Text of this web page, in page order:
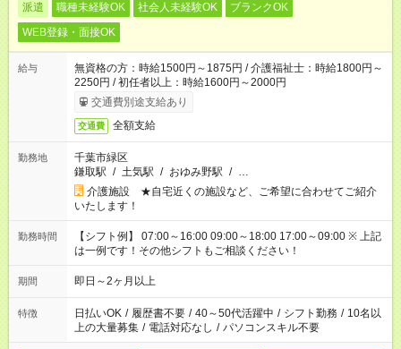
派遣 職種未経験OK 社会人未経験OK
ブランクOK
WEB登録・面接OK
給与
無資格の方：時給1500円～1875円 / 介護福祉士：時給1800円～
2250円 / 初任者以上：時給1600円～2000円
交通費別途支給あり
交通費 全額支給
勤務地
千葉市緑区
鎌取駅 / 土気駅 / おゆみ野駅 / …
介護施設 ★自宅近くの施設など、ご希望に合わせてご紹介
いたします！
勤務時間
【シフト例】 07:00～16:00 09:00～18:00 17:00～09:00 ※ 上記
は一例です！その他シフトもご相談ください！
期間 即日～2ヶ月以上
特徴 日払いOK / 履歴書不要 / 40～50代活躍中 / シフト勤務 / 10名以
上の大量募集 / 電話対応なし / パソコンスキル不要